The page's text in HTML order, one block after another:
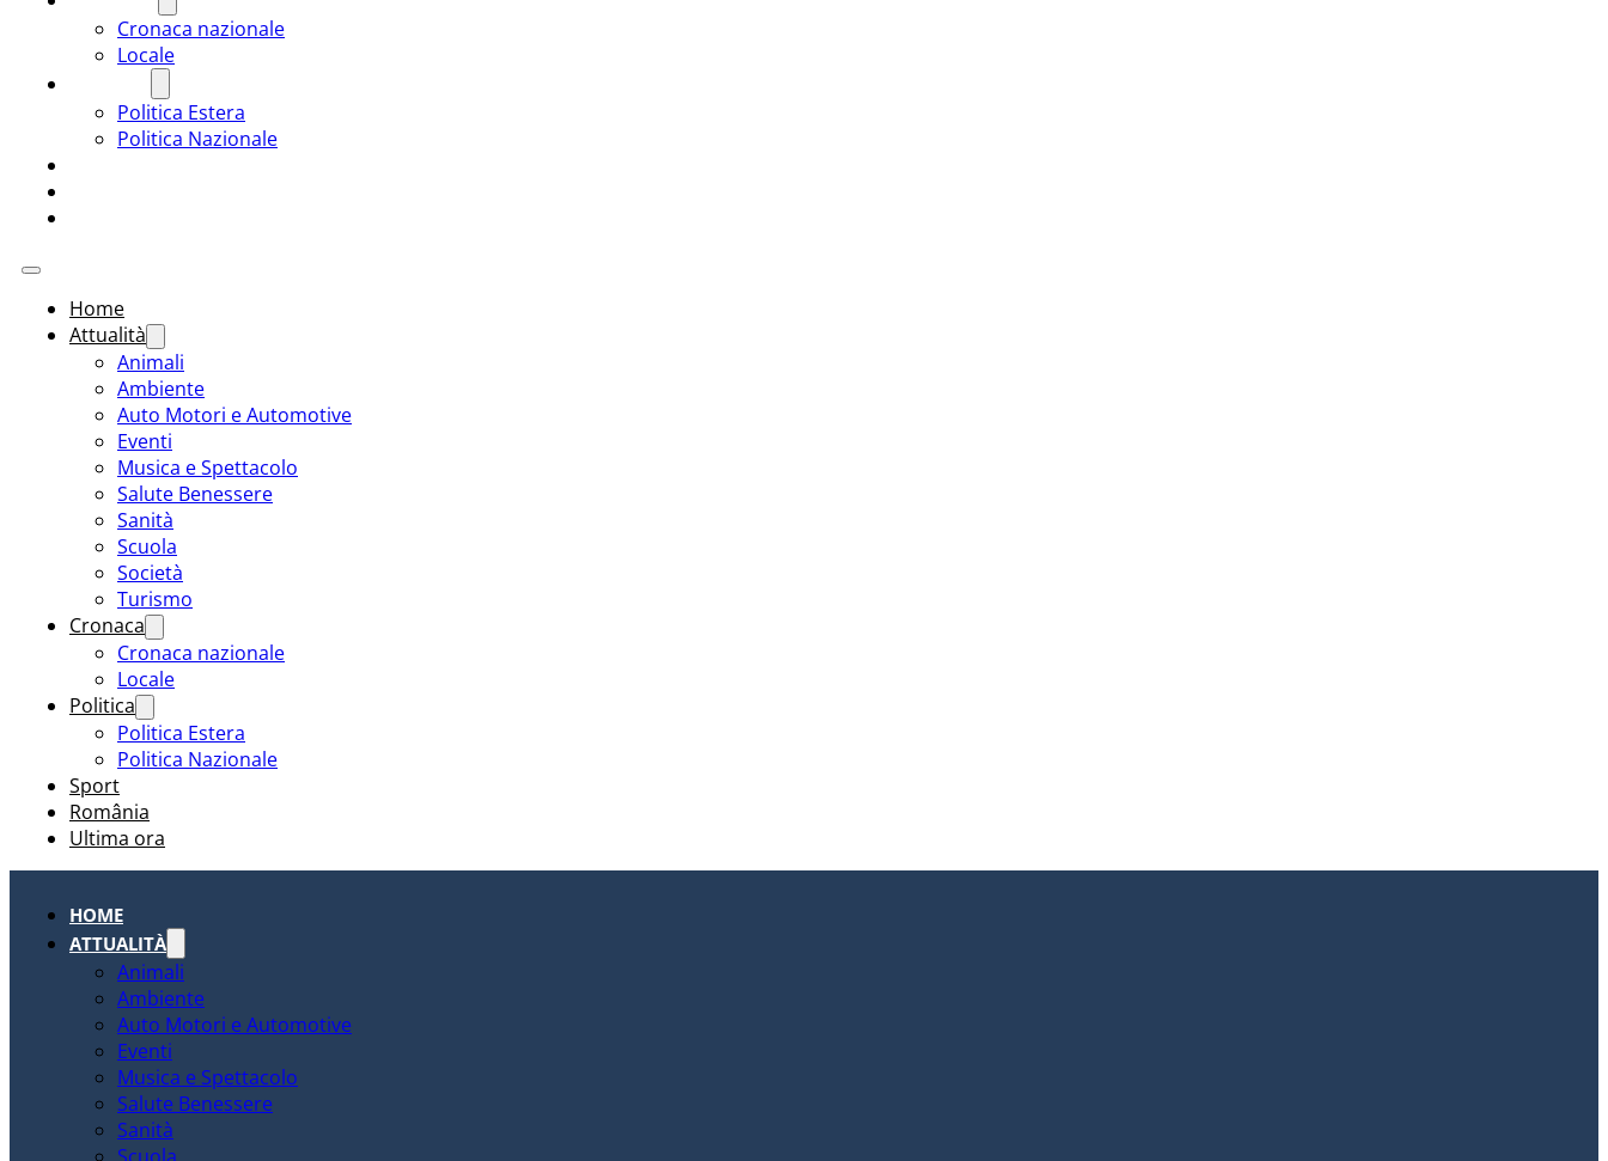
Cronaca nazionale
Locale
Politica Estera
Politica Nazionale
Home
Attualità
Animali
Ambiente
Auto Motori e Automotive
Eventi
Musica e Spettacolo
Salute Benessere
Sanità
Scuola
Società
Turismo
Cronaca
Cronaca nazionale
Locale
Politica
Politica Estera
Politica Nazionale
Sport
România
Ultima ora
HOME
ATTUALITÀ
Animali
Ambiente
Auto Motori e Automotive
Eventi
Musica e Spettacolo
Salute Benessere
Sanità
Scuola